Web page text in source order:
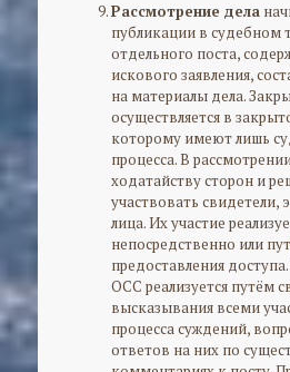
Рассмотрение дела
публикации в судебном
отдельного поста,
искового заявления,
на материалы дела.
осуществляется в
которому имеют лишь
процесса. В
ходатайству сторон и
участвовать свидетели,
лица. Их участие
непосредственно или
предоставления
ОСС реализуется путём
высказывания всеми
процесса суждений,
ответов на них по